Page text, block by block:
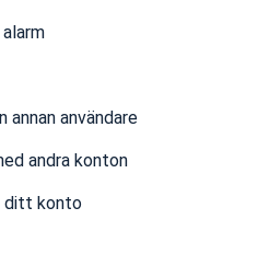
annan användare
andra konton
ditt konto